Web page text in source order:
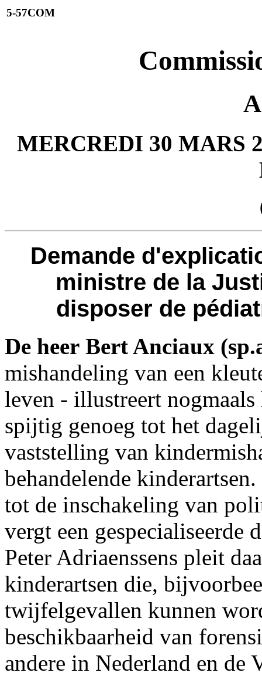
5-57COM
MERCREDI 30 MARS
Demande
ministre de la
disposer de
De heer Bert Anciaux
mishandeling van een
leven - illustreert
spijtig genoeg tot het
vaststelling van
behandelende
tot de inschakeling van
vergt een gespecialiseerde
Peter Adriaenssens pleit
kinderartsen die,
twijfelgevallen kunnen
beschikbaarheid van
andere in Nederland en de